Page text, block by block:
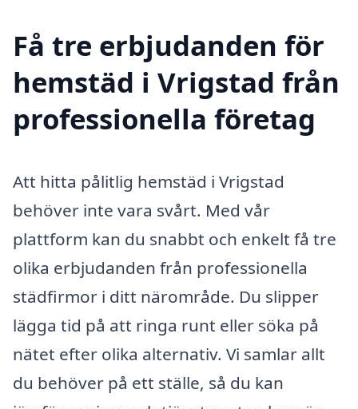
Få tre erbjudanden för
hemstäd i Vrigstad från
professionella företag
Att hitta pålitlig hemstäd i Vrigstad
behöver inte vara svårt. Med vår
plattform kan du snabbt och enkelt få tre
olika erbjudanden från professionella
städfirmor i ditt närområde. Du slipper
lägga tid på att ringa runt eller söka på
nätet efter olika alternativ. Vi samlar allt
du behöver på ett ställe, så du kan